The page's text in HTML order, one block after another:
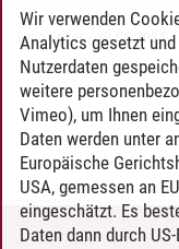
Timo Leder/30.06.2024
Wir verwenden
Analytics gesetzt
Nutzerdaten
weitere
Vimeo), um Ihnen
Daten werden unter
Europäische
USA, gemessen an
eingeschätzt. Es
Daten dann durch